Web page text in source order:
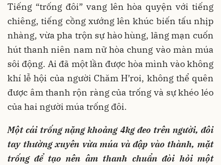
Tiếng “trống đôi” vang lên hòa quyện với tiếng
chiêng, tiếng cồng xướng lên khúc biến tấu nhịp
nhàng, vừa pha trộn sự hào hùng, lãng mạn cuốn
hút thanh niên nam nữ hòa chung vào màn múa
sôi động. Ai đã một lần được hòa mình vào không
khí lễ hội của người Chăm H’roi, không thể quên
được âm thanh rộn ràng của trống và sự khéo léo
của hai người múa trống đôi.
Một cái trống nặng khoảng 4kg đeo trên người, đôi
tay thường xuyên vừa múa và đập vào thành, mặt
trống để tạo nên âm thanh chuẩn đòi hỏi một